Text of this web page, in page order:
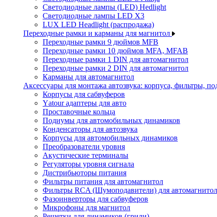
Светодиодные лампы (LED) Hedlight
Светодиодные лампы LED X3
LUX LED Headlight (распродажа)
Переходные рамки и карманы для магнитол
Переходные рамки 9 дюймов MFB
Переходные рамки 10 дюймов MFA, MFAB
Переходные рамки 1 DIN для автомагнитол
Переходные рамки 2 DIN для автомагнитол
Карманы для автомагнитол
Аксессуары для монтажа автозвука: корпуса, фильтры,
Корпусы для сабвуферов
Yаtour адаптеры для авто
Проставочные кольца
Подиумы для автомобильных динамиков
Конденсаторы для автозвука
Корпусы для автомобильных динамиков
Преобразователи уровня
Акустические терминалы
Регуляторы уровня сигнала
Дистрибьюторы питания
Фильтры питания для автомагнитол
Фильтры RCA (Шумоподавители) для автомагнитол
Фазоинверторы для сабвуферов
Микрофоны для магнитол